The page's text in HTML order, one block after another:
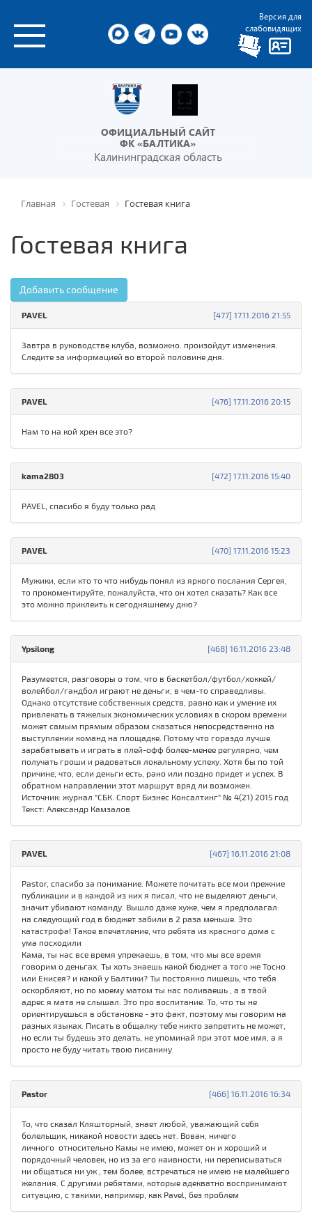
Версия для
слабовидящих
ОФИЦИАЛЬНЫЙ САЙТ
ФК «БАЛТИКА»
Калининградская область
Главная Гостевая Гостевая книга
Гостевая книга
Добавить сообщение
[477] 17.11.2016 21:55
PAVEL
Завтра в руководстве клуба, возможно. произойдут изменения.
Следите за информацией во второй половине дня.
[476] 17.11.2016 20:15
PAVEL
Нам то на кой хрен все это?
[472] 17.11.2016 15:40
kama2803
PAVEL, спасибо я буду только рад
[470] 17.11.2016 15:23
PAVEL
Мужики, если кто то что нибудь понял из яркого послания Сергея,
то прокоментируйте, пожалуйста, что он хотел сказать? Как все
это можно приклеить к сегодняшнему дню?
[468] 16.11.2016 23:48
Ypsilong
Разумеется, разговоры о том, что в баскетбол/футбол/хоккей/
волейбол/гандбол играют не деньги, в чем-то справедливы.
Однако отсутствие собственных средств, равно как и умение их
привлекать в тяжелых экономических условиях в скором времени
может самым прямым образом сказаться непосредственно на
выступлении команд на площадке. Потому что гораздо лучше
зарабатывать и играть в плей-офф более-менее регулярно, чем
получать гроши и радоваться локальному успеху. Хотя бы по той
причине, что, если деньги есть, рано или поздно придет и успех. В
обратном направлении этот маршрут вряд ли возможен.
Источник: журнал "СБК. Спорт Бизнес Консалтинг" № 4(21) 2015 год
Текст: Александр Камзалов
[467] 16.11.2016 21:08
PAVEL
Pastor, спасибо за понимание. Можете почитать все мои прежние
публикации и в каждой из них я писал, что не выделяют деньги,
значит убивают команду. Вышло даже хуже, чем я предполагал:
на следующий год в бюджет забили в 2 раза меньше. Это
катастрофа! Такое впечатление, что ребята из красного дома с
ума посходили
Кама, ты нас все время упрекаешь, в том, что мы все время
говорим о деньгах. Ты хоть знаешь какой бюджет а того же Тосно
или Енисея? и какой у Балтики? Ты постоянно пишешь, что тебя
оскорбляют, но по моему матом ты нас поливаешь , а в твой
адрес я мата не слышал. Это про воспитание. То, что ты не
ориентируешься в обстановке - это факт, поэтому мы говорим на
разных языках. Писать в общалку тебе никто запретить не может,
но если ты будешь это делать, не упоминай при этот мое имя, а я
просто не буду читать твою писанину.
[466] 16.11.2016 16:34
Pastor
То, что сказал Кляшторный, знает любой, уважающий себя
болельщик, никакой новости здесь нет. Вован, ничего
личного относительно Камы не имею, может он и хороший и
порядочный человек, но из за его наивности, ни переписываться
ни общаться ни уж , тем более, встречаться не имею не малейшего
желания. С другими ребятами, которые адекватно воспринимают
ситуацию, с такими, например, как Pavel, без проблем